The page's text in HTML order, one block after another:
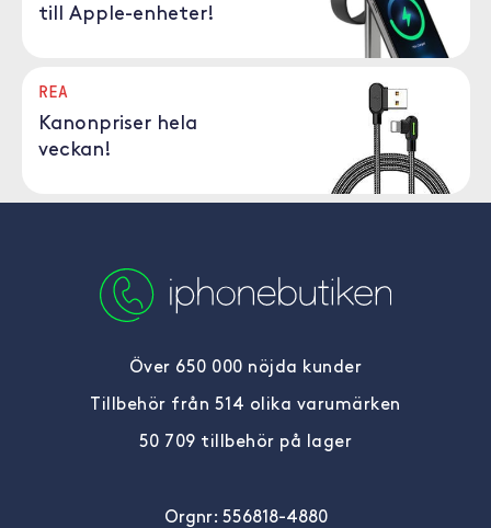
till Apple-enheter!
REA
Kanonpriser hela
veckan!
Över 650 000 nöjda kunder
Tillbehör från 514 olika varumärken
50 709 tillbehör på lager
Orgnr: 556818-4880